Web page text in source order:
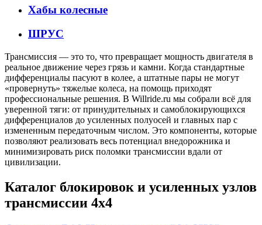
Хабы колесные
ШРУС
Трансмиссия — это то, что превращает мощность двигателя в
реальное движение через грязь и камни. Когда стандартные
дифференциалы пасуют в колее, а штатные пары не могут
«провернуть» тяжелые колеса, на помощь приходят
профессиональные решения. В Willride.ru мы собрали всё для
уверенной тяги: от принудительных и самоблокирующихся
дифференциалов до усиленных полуосей и главных пар с
измененным передаточным числом. Это компоненты, которые
позволяют реализовать весь потенциал внедорожника и
минимизировать риск поломки трансмиссии вдали от
цивилизации.
Каталог блокировок и усиленных узлов
трансмиссии 4х4